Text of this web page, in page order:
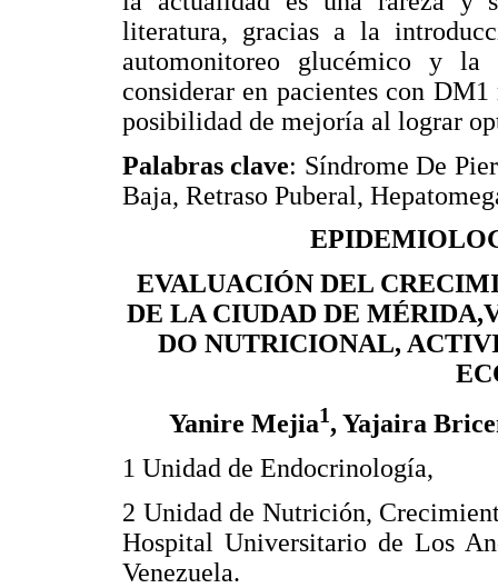
literatura, gracias a la
automonitoreo glucémico y la
considerar en pacientes con
posibilidad de mejoría al lograr
Palabras clave: Síndrome De
Baja, Retraso Puberal,
EVALUACIÓN DEL
DE LA CIUDAD DE
DO NUTRICIONAL,
Yanire Mejia1, Yajaira
1 Unidad de Endocrinología,
2 Unidad de Nutrición,
Hospital Universitario de Los
Venezuela.